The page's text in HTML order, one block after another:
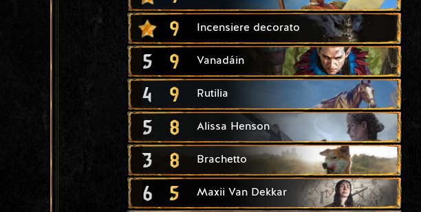
9 Incensiere decorato
5 9 Vanadáin
4 9 Rutilia
5 8 Alissa Henson
3 8 Brachetto
6 5 Maxii Van Dekkar